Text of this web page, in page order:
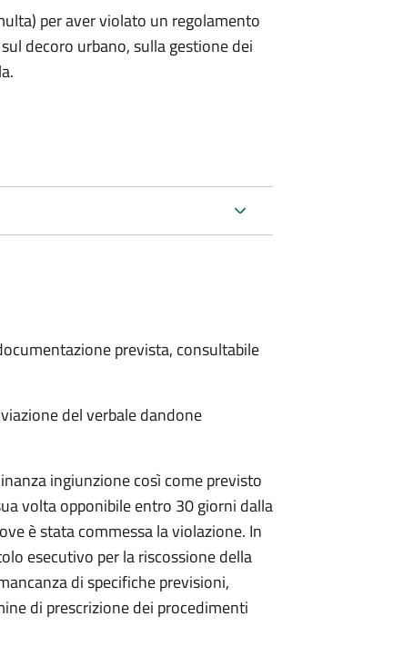
per aver violato un regolamento
decoro urbano, sulla gestione dei
prevista, consultabile
del verbale dandone
ingiunzione così come previsto
volta opponibile entro 30 giorni dalla
è stata commessa la violazione. In
esecutivo per la riscossione della
di specifiche previsioni,
di prescrizione dei procedimenti